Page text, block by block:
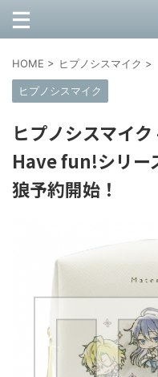
HOME > ヒプノシスマイク >
ヒプノシスマイク
ヒプノシスマイ
Have fun!シリー
狼予約開始！